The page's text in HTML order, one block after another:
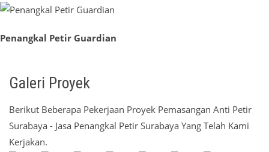
Penangkal Petir Guardian
Galeri Proyek
Berikut Beberapa Pekerjaan Proyek Pemasangan Anti Petir
Surabaya - Jasa Penangkal Petir Surabaya Yang Telah Kami
Kerjakan.